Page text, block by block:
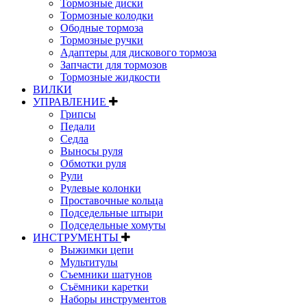
Тормозные диски
Тормозные колодки
Ободные тормоза
Тормозные ручки
Адаптеры для дискового тормоза
Запчасти для тормозов
Тормозные жидкости
ВИЛКИ
УПРАВЛЕНИЕ
Грипсы
Педали
Седла
Выносы руля
Обмотки руля
Рули
Рулевые колонки
Проставочные кольца
Подседельные штыри
Подседельные хомуты
ИНСТРУМЕНТЫ
Выжимки цепи
Мультитулы
Съемники шатунов
Съёмники каретки
Наборы инструментов